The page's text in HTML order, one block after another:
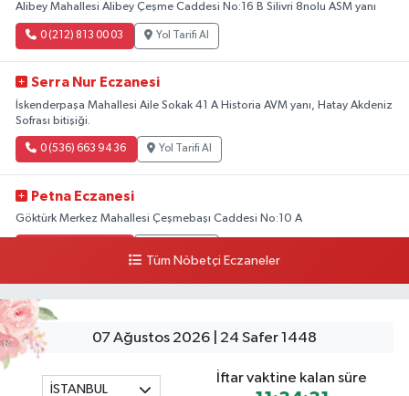
Alibey Mahallesi Alibey Çeşme Caddesi No:16 B Silivri 8nolu ASM yanı
0 (212) 813 00 03 Yol Tarifi Al
Serra Nur Eczanesi
İskenderpaşa Mahallesi Aile Sokak 41 A Historia AVM yanı, Hatay Akdeniz
Sofrası bitişiği.
0 (536) 663 94 36 Yol Tarifi Al
Petna Eczanesi
Göktürk Merkez Mahallesi Çeşmebaşı Caddesi No:10 A
Karlıktepe Mahallesi Soğanlık Caddesi No:34 A
0 (216) 504 24 53 Yol Tarifi Al
Bulvar Eczanesi
Tüm Nöbetçi Eczaneler
07 Ağustos 2026 | 24 Safer 1448
İSTANBUL
İftar vaktine kalan süre